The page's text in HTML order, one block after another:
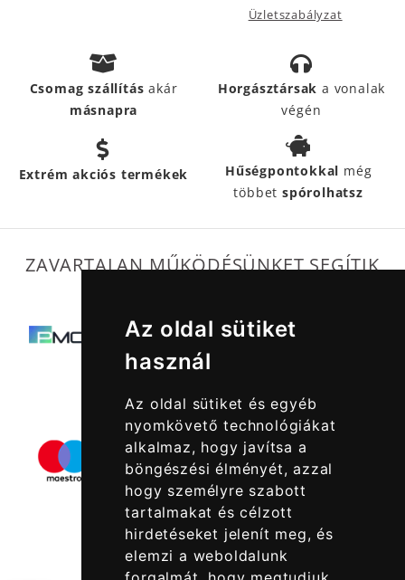
Az oldal sütiket
használ
Az oldal sütiket és egyéb
nyomkövető technológiákat
alkalmaz, hogy javítsa a
böngészési élményét, azzal
hogy személyre szabott
tartalmakat és célzott
hirdetéseket jelenít meg, és
elemzi a weboldalunk
Üzletszabályzat
Csomag szállításakár
másnapra
Horgásztársak a vonalak
végén
Extrém akciós termékek Hűségpontokkal még
többetspórolhatsz
ZAVARTALAN MŰKÖDÉSÜNKET SEGÍTIK